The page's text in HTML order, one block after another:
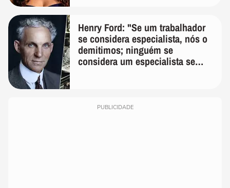
Henry Ford: "Se um trabalhador
se considera especialista, nós o
demitimos; ninguém se
considera um especialista se
PUBLICIDADE